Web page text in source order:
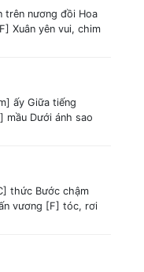
trên nương đồi Hoa
Xuân yên vui, chim
ấy Giữa tiếng
mầu Dưới ánh sao
thức Bước chậm
vương [F] tóc, rơi